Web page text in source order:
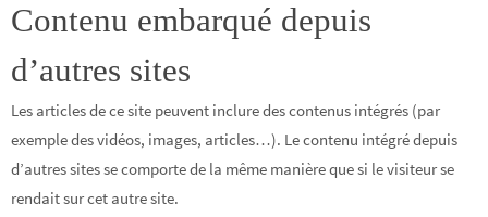
Contenu embarqué depuis
d’autres sites
Les articles de ce site peuvent inclure des contenus intégrés (par
exemple des vidéos, images, articles…). Le contenu intégré depuis
d’autres sites se comporte de la même manière que si le visiteur se
rendait sur cet autre site.